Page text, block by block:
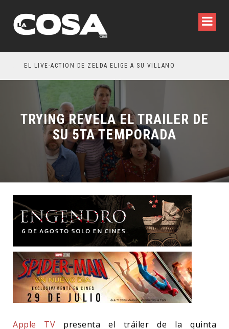
EL LIVE-ACTION DE ZELDA ELIGE A SU VILLANO
TRYING REVELA EL TRAILER DE
SU 5TA TEMPORADA
Apple TV presenta el tráiler de la quinta